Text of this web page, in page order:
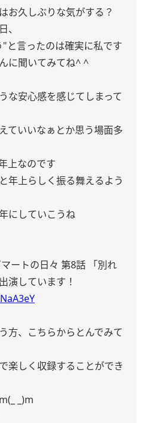
お久しぶりな気がする？
、
と言ったのは確実に私です
に聞いてみてね^ ^
な安心感を感じてしまって
ていいなぁとか思う場面多
上なのです
年上らしく振る舞えるよう
にしていこうね
ートの日々 第8話 「別れ
演しています！
方、こちらからとんでみて
楽しく収録することができ
_)m